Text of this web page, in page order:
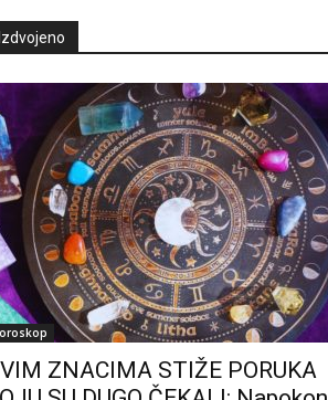
Izdvojeno
ZNACIMA STIŽE PORUKA